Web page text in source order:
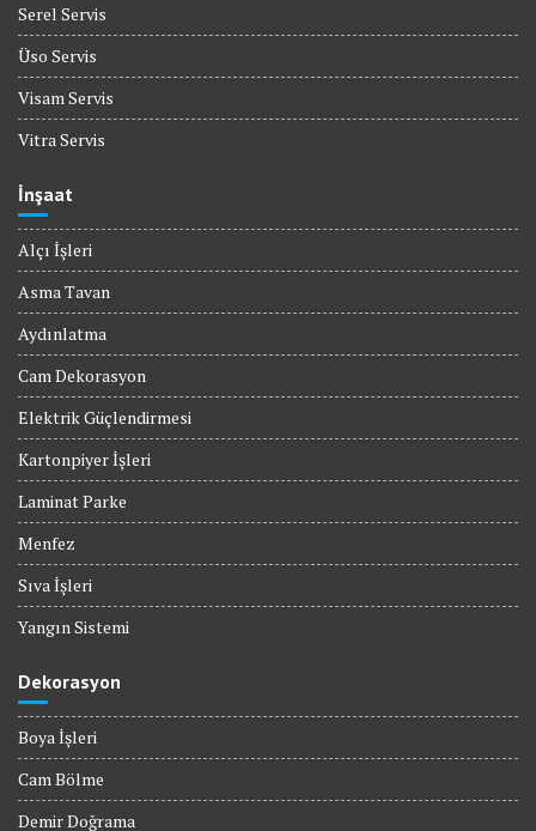
Serel Servis
Üso Servis
Visam Servis
Vitra Servis
İnşaat
Alçı İşleri
Asma Tavan
Aydınlatma
Cam Dekorasyon
Elektrik Güçlendirmesi
Kartonpiyer İşleri
Laminat Parke
Menfez
Sıva İşleri
Yangın Sistemi
Dekorasyon
Boya İşleri
Cam Bölme
Demir Doğrama